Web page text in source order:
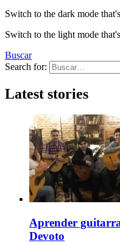
Switch to the dark mode
Switch to the light mode
Buscar
Search for:
Latest stories
Aprender
Devoto